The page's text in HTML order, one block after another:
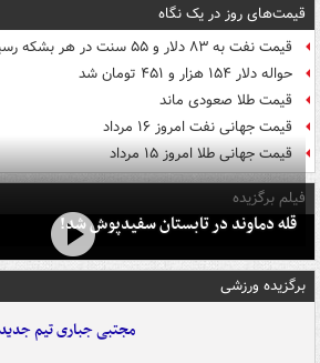
قیمت‌های روز در یک نگاه
قیمت نفت به ۸۳ دلار و ۵۵ سنت در هر بشکه رسید
حواله دلار ۱۵۴ هزار و ۴۵۱ تومان شد
قیمت طلا صعودی ماند
قیمت جهانی نفت امروز ۱۶ مرداد
قیمت جهانی طلا امروز ۱۵ مرداد
فیلم برگزیده
قله دماوند در تابستان سفیدپوش شد!
برگزیده ورزشی
مجتبی جباری تیم